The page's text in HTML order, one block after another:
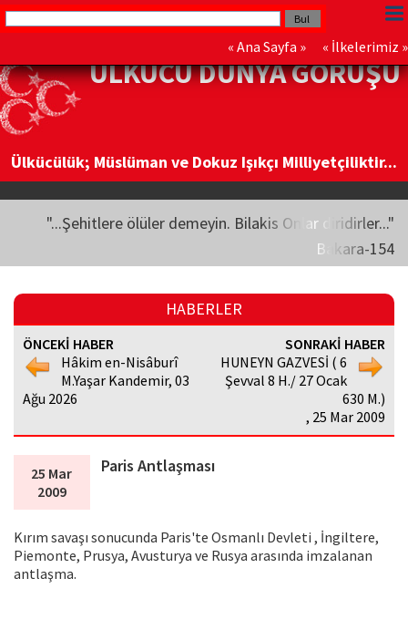
« Ana Sayfa » « İlkelerimiz »
ÜLKÜCÜ DÜNYA GÖRÜŞÜ
Ülkücülük; Müslüman ve Dokuz Işıkçı Milliyetçiliktir...
"...Şehitlere ölüler demeyin. Bilakis Onlar diridirler..."
Bakara-154
HABERLER
ÖNCEKİ HABER
Hâkim en-Nisâburî
M.Yaşar Kandemir, 03
Ağu 2026
SONRAKİ HABER
HUNEYN GAZVESİ ( 6
Şevval 8 H./ 27 Ocak
630 M.)
, 25 Mar 2009
25 Mar
2009
Paris Antlaşması
Kırım savaşı sonucunda Paris'te Osmanlı Devleti , İngiltere,
Piemonte, Prusya, Avusturya ve Rusya arasında imzalanan
antlaşma.